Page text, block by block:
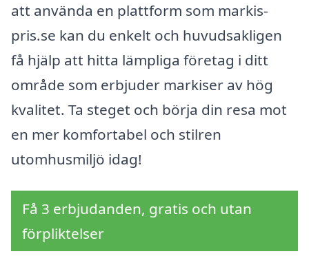
att använda en plattform som markis-
pris.se kan du enkelt och huvudsakligen
få hjälp att hitta lämpliga företag i ditt
område som erbjuder markiser av hög
kvalitet. Ta steget och börja din resa mot
en mer komfortabel och stilren
utomhusmiljö idag!
Få 3 erbjudanden, gratis och utan
förpliktelser